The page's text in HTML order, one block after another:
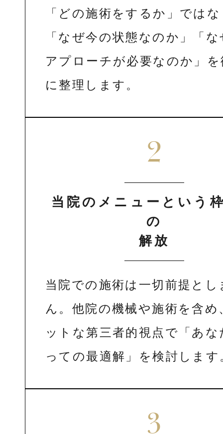
「どの施術をするか」では
「なぜ今の状態なのか」「
アプローチが必要なのか」
に整理します。
2
当院のメニューという
の
解放
当院での施術は一切前提とし
ん。他院の機械や施術を含め
ットな第三者的視点で「あ
っての最適解」を検討します
3